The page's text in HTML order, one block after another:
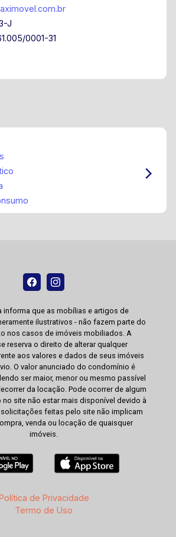
J
0001-31
informa que as mobílias e artigos de
ilustrativos - não fazem parte do
nos casos de imóveis mobiliados. A
reserva o direito de alterar qualquer
aos valores e dados de seus imóveis
O valor anunciado do condomínio é
ser maior, menor ou mesmo passível
da locação. Pode ocorrer de algum
no site não estar mais disponível devido à
feitas pelo site não implicam
venda ou locação de quaisquer
imóveis.
de Privacidade
Termo de Uso